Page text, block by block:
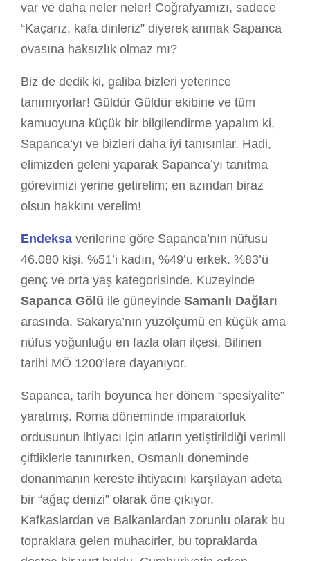
var ve daha neler neler! Coğrafyamızı, sadece
“Kaçarız, kafa dinleriz” diyerek anmak Sapanca
ovasına haksızlık olmaz mı?
Biz de dedik ki, galiba bizleri yeterince
tanımıyorlar! Güldür Güldür ekibine ve tüm
kamuoyuna küçük bir bilgilendirme yapalım ki,
Sapanca’yı ve bizleri daha iyi tanısınlar. Hadi,
elimizden geleni yaparak Sapanca’yı tanıtma
görevimizi yerine getirelim; en azından biraz
olsun hakkını verelim!
Endeksa verilerine göre Sapanca’nın nüfusu
46.080 kişi. %51’i kadın, %49’u erkek. %83’ü
genç ve orta yaş kategorisinde. Kuzeyinde
Sapanca Gölü ile güneyinde Samanlı Dağları
arasında. Sakarya’nın yüzölçümü en küçük ama
nüfus yoğunluğu en fazla olan ilçesi. Bilinen
tarihi MÖ 1200’lere dayanıyor.
Sapanca, tarih boyunca her dönem “spesiyalite”
yaratmış. Roma döneminde imparatorluk
ordusunun ihtiyacı için atların yetiştirildiği verimli
çiftliklerle tanınırken, Osmanlı döneminde
donanmanın kereste ihtiyacını karşılayan adeta
bir “ağaç denizi” olarak öne çıkıyor.
Kafkaslardan ve Balkanlardan zorunlu olarak bu
topraklara gelen muhacirler, bu topraklarda